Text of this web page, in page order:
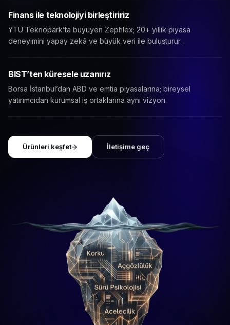
Finans ile teknolojiyi birleştiririz
YTÜ Teknopark’ta büyüyen Zephlex; 20+ yıllık piyasa
deneyimini yapay zekâ ve büyük veri ile buluşturur.
BIST’ten küresele uzanırız
Borsa İstanbul’dan ABD ve emtia piyasalarına; bireysel
yatırımcıdan kurumsal iş ortaklarına aynı vizyon.
Ürünleri keşfet İletişime geç